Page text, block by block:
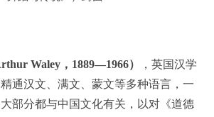
Waley，1889—1966）
，英国汉学
通汉文、满文、蒙文等多种语言，一
部分都与中国文化有关，以对《道德